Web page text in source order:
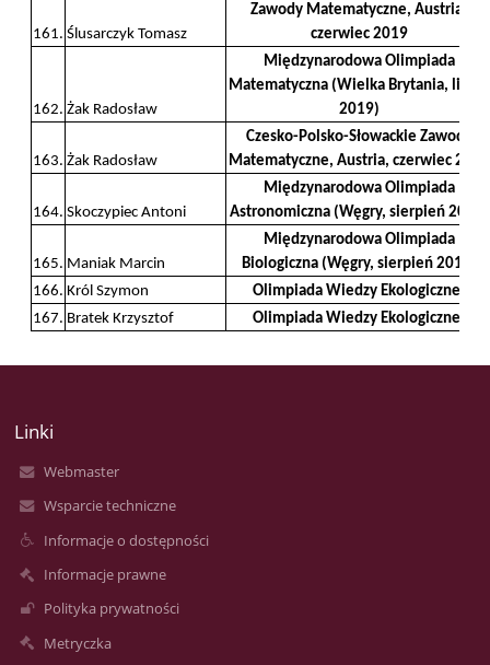
161. Ślusarczyk Tomasz
Zawody Matematyczne, Austria,
czerwiec 2019
162. Żak Radosław
Międzynarodowa Olimpiada
Matematyczna (Wielka Brytania, lipiec
2019)
163. Żak Radosław
Czesko-Polsko-Słowackie Zawody
Matematyczne, Austria, czerwiec 2019
164. Skoczypiec Antoni
Międzynarodowa Olimpiada
Astronomiczna (Węgry, sierpień 2019)
165. Maniak Marcin
Międzynarodowa Olimpiada
Biologiczna (Węgry, sierpień 2019)
166. Król Szymon
Olimpiada Wiedzy Ekologicznej
167. Bratek Krzysztof Olimpiada Wiedzy Ekologicznej
Linki
Webmaster
Wsparcie techniczne
Informacje o dostępności
Informacje prawne
Polityka prywatności
Metryczka